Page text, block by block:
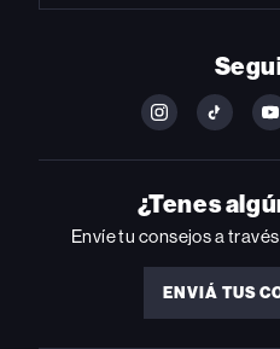
FOLLOW
ON
INSTAGRAM
FOLLOW
ON
YOUTUBE
¿Tenes
Envíe tu consejos a
ENVIÁ TUS
ENVIÁ